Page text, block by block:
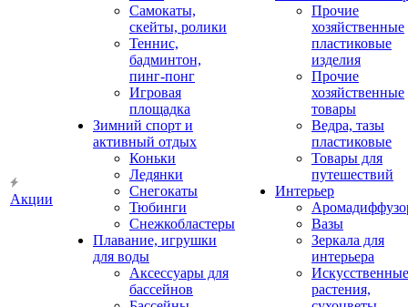
Акции
Самокаты,
скейты, ролики
Теннис,
бадминтон,
пинг-понг
Игровая
площадка
Зимний спорт и
активный отдых
Коньки
Ледянки
Снегокаты
Тюбинги
Снежкобластеры
Плавание, игрушки
для воды
Аксессуары для
бассейнов
Прочие
хозяйственные
пластиковые
изделия
Прочие
хозяйственные
товары
Ведра, тазы
пластиковые
Товары для
путешествий
Интерьер
Вазы
Зеркала для
интерьера
Искусственные
растения,